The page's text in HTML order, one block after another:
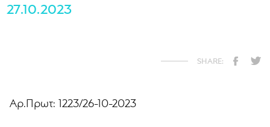
27.10.2023
Αρ.Πρωτ: 1223/26-10-2023